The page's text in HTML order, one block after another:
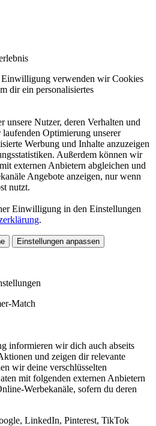
verwenden wir Cookies
dir ein personalisiertes
unsere Nutzer, deren Verhalten und
Optimierung unserer
Werbung und Inhalte anzuzeigen
Außerdem können wir
externen Anbietern abgleichen und
Angebote anzeigen, nur wenn
nutzt.
Einwilligung in den Einstellungen
.
Einstellungen anpassen
Match
informieren wir dich auch abseits
und zeigen dir relevante
wir deine verschlüsselten
mit folgenden externen Anbietern
Werbekanäle, sofern du deren
LinkedIn, Pinterest, TikTok